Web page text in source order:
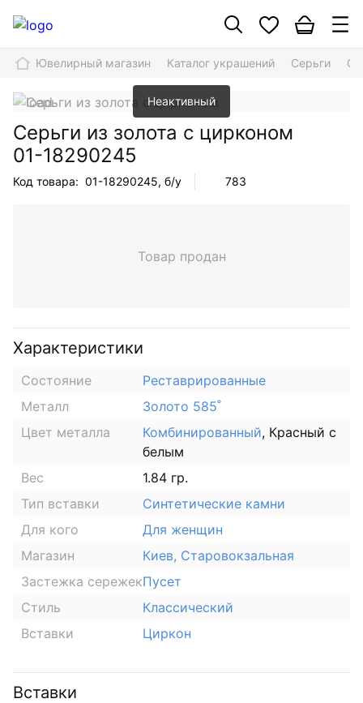
Ювелирный магазин Каталог украшений Серьги
Неактивный
Серьги из золота с цирконом
01-18290245
Код товара: 01-18290245, б/у 783
Товар продан
Характеристики
Состояние
Реставрированные
Металл
Золото 585˚
Цвет металла
Комбинированный, Красный с
белым
Вес
1.84 гр.
Тип вставки
Синтетические камни
Для кого
Для женщин
Магазин
Киев, Старовокзальная
Застежка сережекПусет
Стиль
Классический
Вставки
Циркон
Вставки